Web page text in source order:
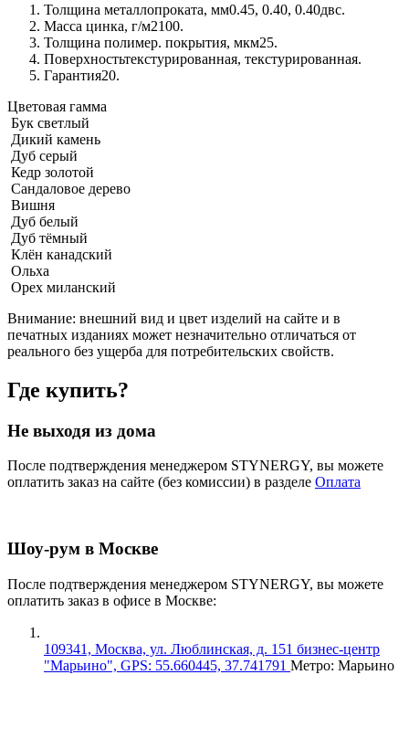
Толщина металлопроката, мм0.45, 0.40, 0.40двс.
Масса цинка, г/м2100.
Толщина полимер. покрытия, мкм25.
Поверхностьтекстурированная, текстурированная.
Гарантия20.
Цветовая гамма
Бук светлый
Дикий камень
Дуб серый
Кедр золотой
Сандаловое дерево
Вишня
Дуб белый
Дуб тёмный
Клён канадский
Ольха
Орех миланский
Внимание: внешний вид и цвет изделий на сайте и в
печатных изданиях может незначительно отличаться от
реального без ущерба для потребительских свойств.
Где купить?
Не выходя из дома
После подтверждения менеджером STYNERGY, вы можете
оплатить заказ на сайте (без комиссии) в разделе Оплата
Шоу-рум в Москве
После подтверждения менеджером STYNERGY, вы можете
оплатить заказ в офисе в Москве:
109341, Москва, ул. Люблинская, д. 151 бизнес-центр
"Марьино", GPS: 55.660445, 37.741791 Метро: Марьино